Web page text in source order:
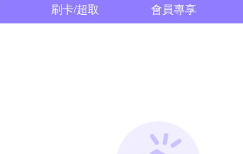
刷卡/超取 會員專享